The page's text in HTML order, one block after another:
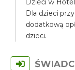
Dzieci w
Dla dzieci
dodatkową
dzieci.